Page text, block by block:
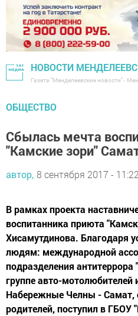
НОВОСТИ
Газета "Менделеевские новости" -
ОБЩЕСТВО
Сбылась мечта
"Камские зори"
автор, 8 сентября 2017 - 11:22
В рамках проекта
воспитанника приюта
Хисамутдинова. Благодаря
людям: международной
подразделения
группе авто-мотолюбителей
Набережные Челны - Самат,
родителей, поступил в ГБОУ